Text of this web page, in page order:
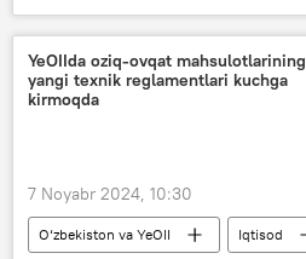
Dunyo yangiliklari
Dunyoda
Ukraina
Rossiya
gaz
kimoviy qurol
YeOIIda oziq-ovqat mahsulotlarining
yangi texnik reglamentlari kuchga
kirmoqda
7 Noyabr 2024, 10:30
O‘zbekiston va YeOII
Iqtisod